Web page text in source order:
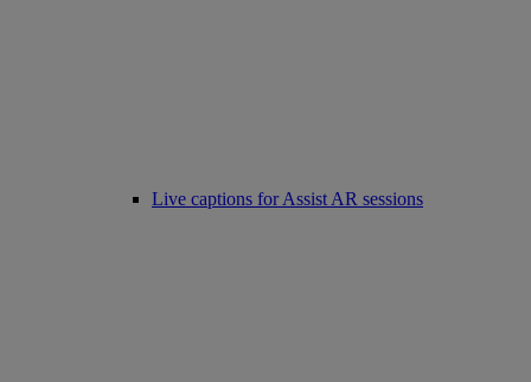
Live captions for Assist AR sessions